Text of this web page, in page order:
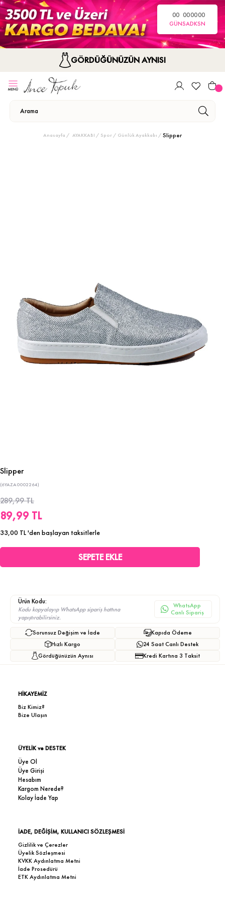
00
GÜN
00
SA
00
DK
00
SN
GÖRDÜĞÜNÜZÜN AYNISI
Anasayfa AYAKKABI Spor / Günlük Ayakkabı Slipper
Slipper
(6YAZA0002264)
289,99 TL
89,99 TL
33,00 TL'den başlayan taksitlerle
Ürün Kodu:
Kodu kopyalayıp WhatsApp sipariş hattına
yapıştırabilirsiniz.
WhatsApp
Canlı Sipariş
Sorunsuz Değişim ve İade
Hızlı Kargo
Gördüğünüzün Aynısı
Kapıda Ödeme
24 Saat Canlı Destek
Kredi Kartına 3 Taksit
HİKAYEMİZ
Biz Kimiz?
Bize Ulaşın
ÜYELİK ve DESTEK
Üye Ol
Üye Girişi
Hesabım
Kargom Nerede?
Kolay İade Yap
İADE, DEĞİŞİM, KULLANICI SÖZLEŞMESİ
Gizlilik ve Çerezler
Üyelik Sözleşmesi
KVKK Aydınlatma Metni
İade Prosedürü
ETK Aydınlatma Metni